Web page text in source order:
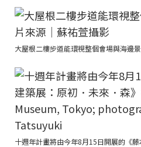
大屋根二樓步道能環視整個會場與海邊
十週年計畫將由今年8月15日開展的《